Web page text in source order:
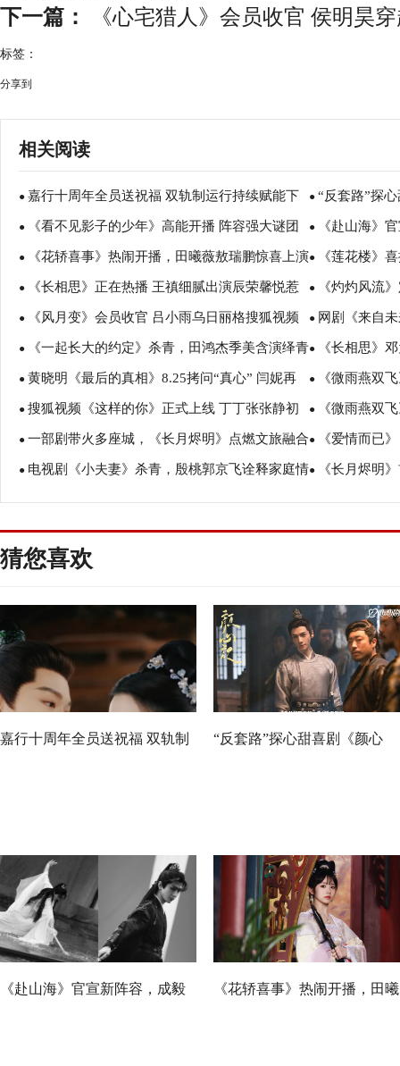
下一篇：
《心宅猎人》会员收官 侯明昊
标签：
分享到
相关阅读
● 嘉行十周年全员送祝福 双轨制运行持续赋能下
一个十年
● “反套路”探
绎“被看见”力
● 《看不见影子的少年》高能开播 阵容强大谜团
丛生邀你“入局”
● 《赴山海》
血江湖
● 《花轿喜事》热闹开播，田曦薇敖瑞鹏惊喜上演
错嫁情真
● 《莲花楼》
技圈粉无数
● 《长相思》正在热播 王禛细腻出演辰荣馨悦惹
共情
● 《灼灼风流
演绎反差年上
● 《风月变》会员收官 吕小雨乌日丽格搜狐视频
直播爆“趣事”
● 网剧《来自
上线
● 《一起长大的约定》杀青，田鸿杰季美含演绎青
春教科书
● 《长相思》
● 黄晓明《最后的真相》8.25拷问“真心” 闫妮再
升级演绎极致恶女
● 《微雨燕双
获赞
● 搜狐视频《这样的你》正式上线 丁丁张张静初
等到场助力“美由心生”
● 《微雨燕双
演绎家国情
● 一部剧带火多座城，《长月烬明》点燃文旅融合
新引擎
● 《爱情而已
● 电视剧《小夫妻》杀青，殷桃郭京飞诠释家庭情
感新模式
● 《长月烬明
追剧热潮
猜您喜欢
嘉行十周年全员送祝福 双轨制 “反套路”探心甜喜剧《颜心
《赴山海》官宣新阵容，成毅 《花轿喜事》热闹开播，田曦